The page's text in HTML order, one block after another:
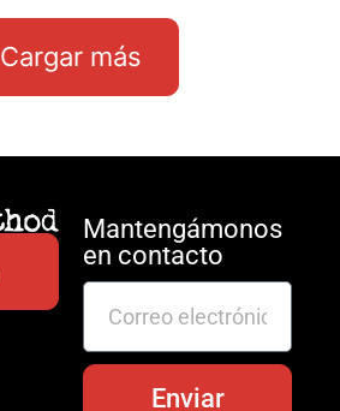
Cargar más
Mantengámonos
en contacto
Enviar